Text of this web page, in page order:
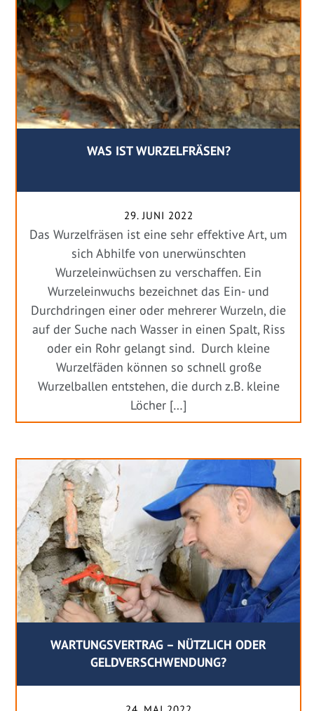
WAS IST WURZELFRÄSEN?
29. JUNI 2022
Das Wurzelfräsen ist eine sehr effektive Art, um
sich Abhilfe von unerwünschten
Wurzeleinwüchsen zu verschaffen. Ein
Wurzeleinwuchs bezeichnet das Ein- und
Durchdringen einer oder mehrerer Wurzeln, die
auf der Suche nach Wasser in einen Spalt, Riss
oder ein Rohr gelangt sind. Durch kleine
Wurzelfäden können so schnell große
Wurzelballen entstehen, die durch z.B. kleine
Löcher […]
WARTUNGSVERTRAG – NÜTZLICH ODER
GELDVERSCHWENDUNG?